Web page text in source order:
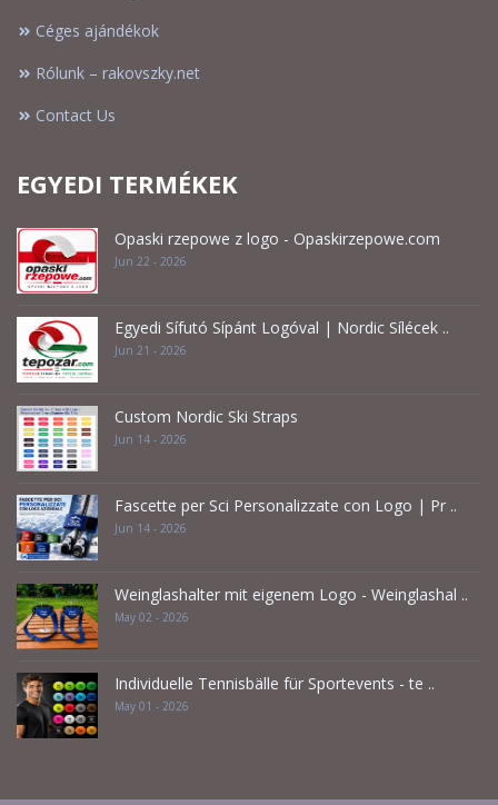
Céges ajándékok
Rólunk – rakovszky.net
Contact Us
EGYEDI TERMÉKEK
Opaski rzepowe z logo - Opaskirzepowe.com
Jun 22 - 2026
Egyedi Sífutó Sípánt Logóval | Nordic Sílécek ..
Jun 21 - 2026
Custom Nordic Ski Straps
Jun 14 - 2026
Fascette per Sci Personalizzate con Logo | Pr ..
Jun 14 - 2026
Weinglashalter mit eigenem Logo - Weinglashal ..
May 02 - 2026
Individuelle Tennisbälle für Sportevents - te ..
May 01 - 2026